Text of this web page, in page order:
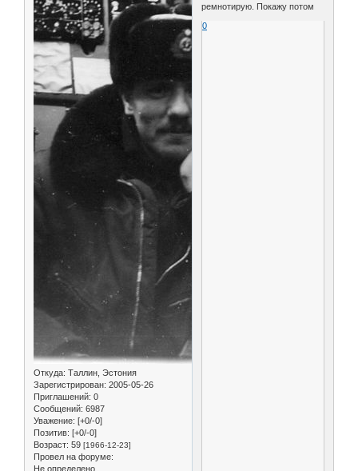
Откуда: Таллин, Эстония
Зарегистрирован: 2005-05-26
Приглашений: 0
Сообщений: 6987
Уважение: [+0/-0]
Позитив: [+0/-0]
Возраст: 59 [1966-12-23]
Провел на форуме:
Не определено
ремнотирую. Покажу потом
0